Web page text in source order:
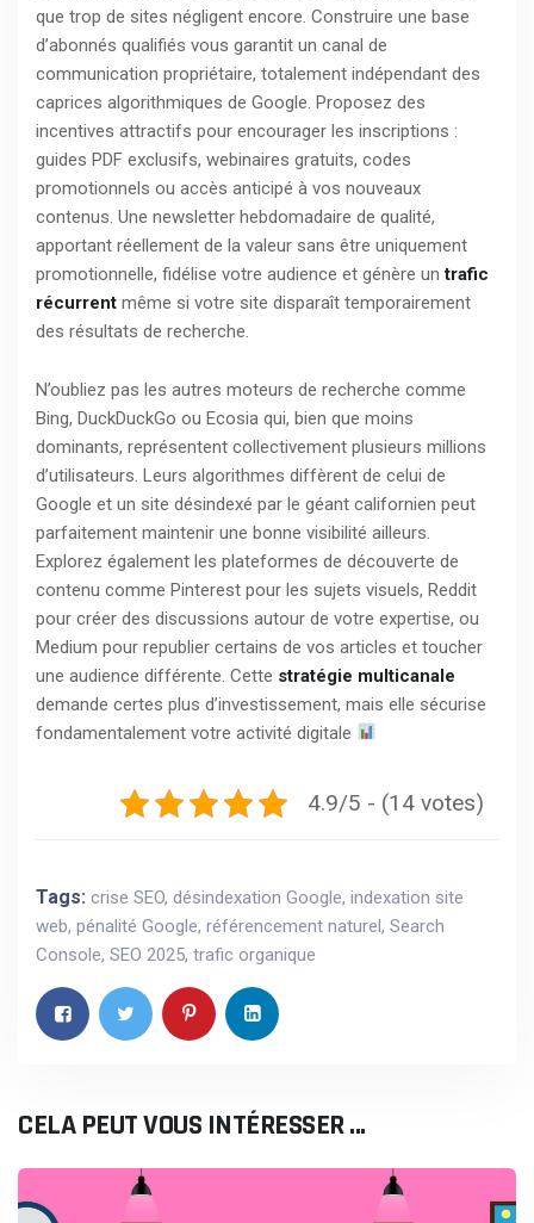
que trop de sites négligent encore. Construire une base
d’abonnés qualifiés vous garantit un canal de
communication propriétaire, totalement indépendant des
caprices algorithmiques de Google. Proposez des
incentives attractifs pour encourager les inscriptions :
guides PDF exclusifs, webinaires gratuits, codes
promotionnels ou accès anticipé à vos nouveaux
contenus. Une newsletter hebdomadaire de qualité,
apportant réellement de la valeur sans être uniquement
promotionnelle, fidélise votre audience et génère untrafic
récurrent même si votre site disparaît temporairement
des résultats de recherche.
N’oubliez pas les autres moteurs de recherche comme
Bing, DuckDuckGo ou Ecosia qui, bien que moins
dominants, représentent collectivement plusieurs millions
d’utilisateurs. Leurs algorithmes diffèrent de celui de
Google et un site désindexé par le géant californien peut
parfaitement maintenir une bonne visibilité ailleurs.
Explorez également les plateformes de découverte de
contenu comme Pinterest pour les sujets visuels, Reddit
pour créer des discussions autour de votre expertise, ou
Medium pour republier certains de vos articles et toucher
une audience différente. Cette stratégie multicanale
demande certes plus d’investissement, mais elle sécurise
fondamentalement votre activité digitale
4.9/5 - (14 votes)
Tags: crise SEO, désindexation Google, indexation site
web, pénalité Google, référencement naturel, Search
Console, SEO 2025, trafic organique
CELA PEUT VOUS INTÉRESSER ...